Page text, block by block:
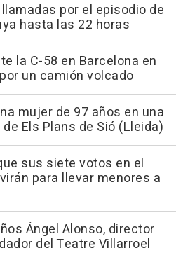
por el episodio de
hasta las 22 horas
la C-58 en Barcelona en
un camión volcado
mujer de 97 años en una
Els Plans de Sió (Lleida)
sus siete votos en el
para llevar menores a
Ángel Alonso, director
del Teatre Villarroel